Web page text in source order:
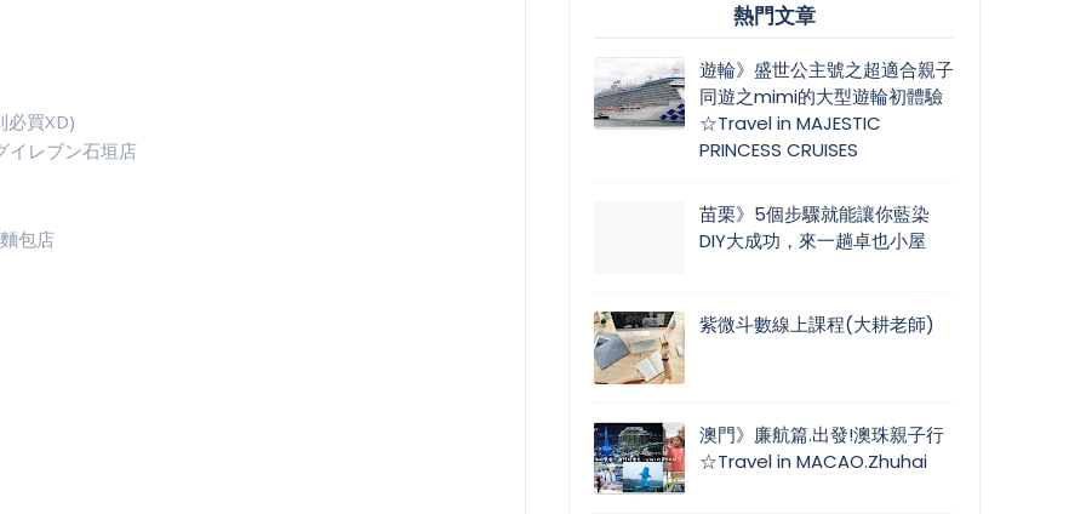
必買XD)
イレブン石垣店
包店
熱門文章
遊輪》盛世公主號之超適合親子
同遊之mimi的大型遊輪初體驗
☆Travel in MAJESTIC
PRINCESS CRUISES
苗栗》5個步驟就能讓你藍染
DIY大成功，來一趟卓也小屋
紫微斗數線上課程(大耕老師)
澳門》廉航篇.出發!澳珠親子行
☆Travel in MACAO.Zhuhai